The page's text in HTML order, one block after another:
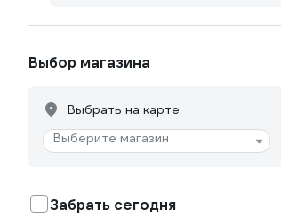
Выбор магазина
Выбрать на карте
Выберите магазин
Забрать сегодня